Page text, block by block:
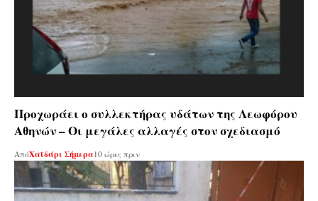
Προχωράει ο συλλεκτήρας υδάτων της Λεωφόρου
Αθηνών – Οι μεγάλες αλλαγές στον σχεδιασμό
ΑπόΧαϊδάρι Σήμερα10 ώρες πριν